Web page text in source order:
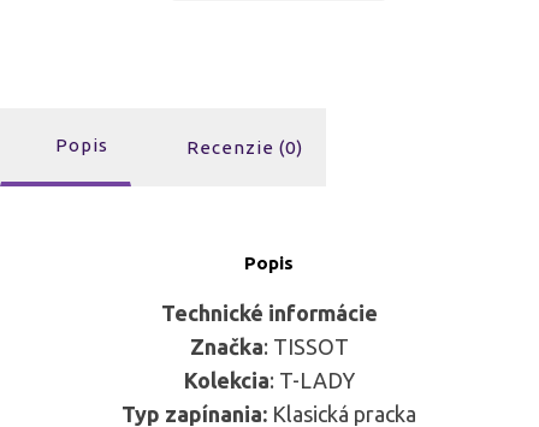
Popis Recenzie (0)
Popis
Technické informácie
Značka: TISSOT
Kolekcia: T-LADY
Typ zapínania: Klasická pracka